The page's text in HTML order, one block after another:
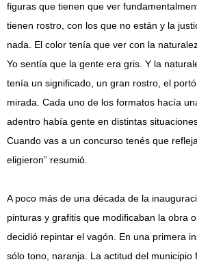
figuras que tienen que ver
tienen rostro, con los que no están y la
nada. El color tenía que ver con la
Yo sentía que la gente era gris. Y la
tenía un significado, un gran rostro, el
mirada. Cada uno de los formatos hacía
adentro había gente en distintas
Cuando vas a un concurso tenés que
eligieron” resumió.
A poco más de una década de la
pinturas y grafitis que modificaban la obra
decidió repintar el vagón. En una primera
sólo tono, naranja. La actitud del municipio